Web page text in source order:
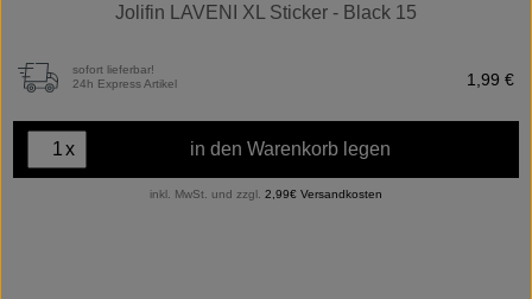
Jolifin LAVENI XL Sticker - Black 15
sofort lieferbar!
24h Express Artikel
1,99 €
x in den Warenkorb legen
inkl. MwSt. und zzgl. 2,99€ Versandkosten